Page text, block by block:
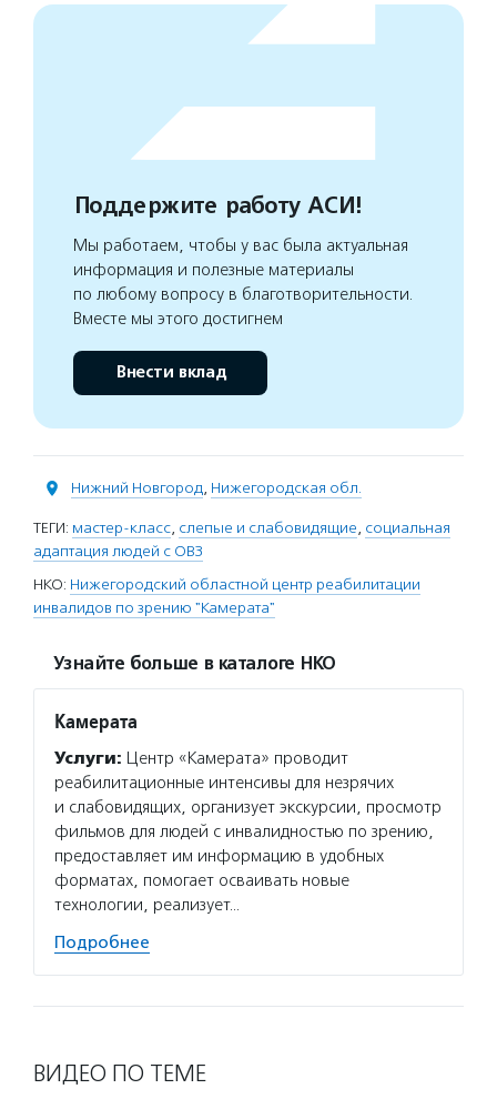
Поддержите работу АСИ!
Мы работаем, чтобы у вас была актуальная
информация и полезные материалы
по любому вопросу в благотворительности.
Вместе мы этого достигнем
Внести вклад
Нижний Новгород, Нижегородская обл.
ТЕГИ: мастер-класс, слепые и слабовидящие, социальная
адаптация людей с ОВЗ
НКО: Нижегородский областной центр реабилитации
инвалидов по зрению "Камерата"
Узнайте больше в каталоге НКО
Камерата
Услуги: Центр «Камерата» проводит
реабилитационные интенсивы для незрячих
и слабовидящих, организует экскурсии, просмотр
фильмов для людей с инвалидностью по зрению,
предоставляет им информацию в удобных
форматах, помогает осваивать новые
технологии, реализует…
Подробнее
ВИДЕО ПО ТЕМЕ